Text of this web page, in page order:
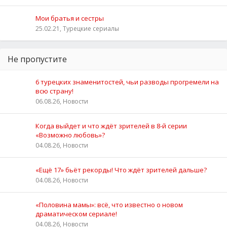
Мои братья и сестры
25.02.21, Турецкие сериалы
Не пропустите
6 турецких знаменитостей, чьи разводы прогремели на
всю страну!
06.08.26, Новости
Когда выйдет и что ждёт зрителей в 8-й серии
«Возможно любовь»?
04.08.26, Новости
«Ещё 17» бьёт рекорды! Что ждёт зрителей дальше?
04.08.26, Новости
«Половина мамы»: всё, что известно о новом
драматическом сериале!
04.08.26, Новости